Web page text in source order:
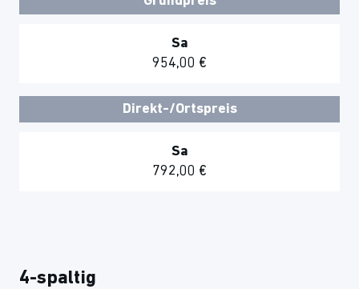
Sa
954,00 €
Direkt-/Ortspreis
Sa
792,00 €
4-spaltig